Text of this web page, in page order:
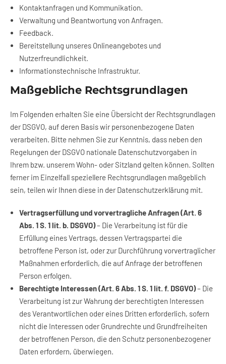
Kontaktanfragen und Kommunikation.
Verwaltung und Beantwortung von Anfragen.
Feedback.
Bereitstellung unseres Onlineangebotes und
Nutzerfreundlichkeit.
Informationstechnische Infrastruktur.
Maßgebliche Rechtsgrundlagen
Im Folgenden erhalten Sie eine Übersicht der Rechtsgrundlagen
der DSGVO, auf deren Basis wir personenbezogene Daten
verarbeiten. Bitte nehmen Sie zur Kenntnis, dass neben den
Regelungen der DSGVO nationale Datenschutzvorgaben in
Ihrem bzw. unserem Wohn- oder Sitzland gelten können. Sollten
ferner im Einzelfall speziellere Rechtsgrundlagen maßgeblich
sein, teilen wir Ihnen diese in der Datenschutzerklärung mit.
Vertragserfüllung und vorvertragliche Anfragen (Art. 6
Abs. 1 S. 1 lit. b. DSGVO)– Die Verarbeitung ist für die
Erfüllung eines Vertrags, dessen Vertragspartei die
betroffene Person ist, oder zur Durchführung vorvertraglicher
Maßnahmen erforderlich, die auf Anfrage der betroffenen
Person erfolgen.
Berechtigte Interessen (Art. 6 Abs. 1 S. 1 lit. f. DSGVO)– Die
Verarbeitung ist zur Wahrung der berechtigten Interessen
des Verantwortlichen oder eines Dritten erforderlich, sofern
nicht die Interessen oder Grundrechte und Grundfreiheiten
der betroffenen Person, die den Schutz personenbezogener
Daten erfordern, überwiegen.